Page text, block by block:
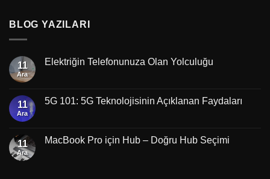
BLOG YAZILARI
11
Ara
Elektriğin Telefonunuza Olan Yolculuğu
11
Ara
5G 101: 5G Teknolojisinin Açıklanan Faydaları
11
Ara
MacBook Pro için Hub – Doğru Hub Seçimi